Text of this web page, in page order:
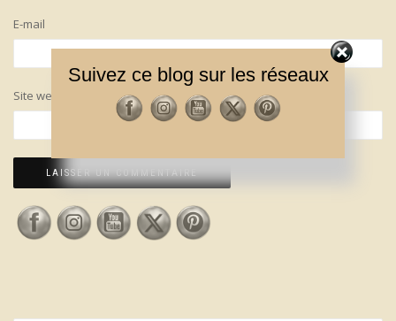
E-mail
Site web
Suivez ce blog sur les réseaux